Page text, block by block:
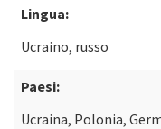
Lingua:
Ucraino, russo
Paesi:
Ucraina, Polonia,